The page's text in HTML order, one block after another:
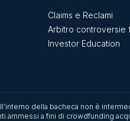
Claims e Reclami
Arbitro controversie
Investor Education
della bacheca non è
ammessi a fini di crowdfunding